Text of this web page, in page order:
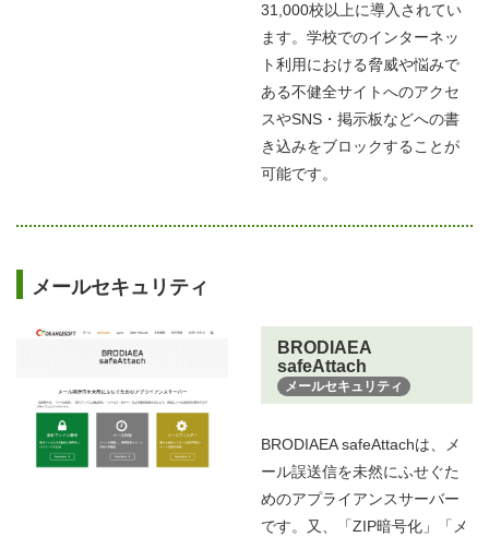
31,000校以上に導入されてい
ます。学校でのインターネッ
ト利用における脅威や悩みで
ある不健全サイトへのアクセ
スやSNS・掲示板などへの書
き込みをブロックすることが
可能です。
メールセキュリティ
BRODIAEA
safeAttach
メールセキュリティ
BRODIAEA safeAttachは、メ
ール誤送信を未然にふせぐた
めのアプライアンスサーバー
です。又、「ZIP暗号化」「メ